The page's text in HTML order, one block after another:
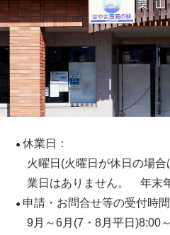
●休業日：
火曜日(火曜日が休日の場
業日はありません。 年末
● 申請・お問合せ等の受付時間
9月～6月(7・8月平日)8:00